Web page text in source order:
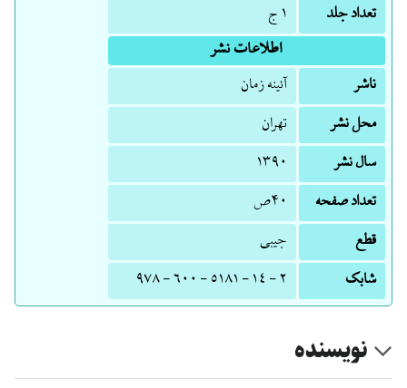
تعداد جلد
۱ ج
اطلاعات نشر
ناشر
آئینه زمان
محل نشر
تهران
سال نشر
۱۳۹۰
تعداد صفحه
۴۰ص
قطع
جیبی
شابک
٢ - ١٤ - ٥١٨١ - ٦٠٠ - ٩٧٨
نویسنده